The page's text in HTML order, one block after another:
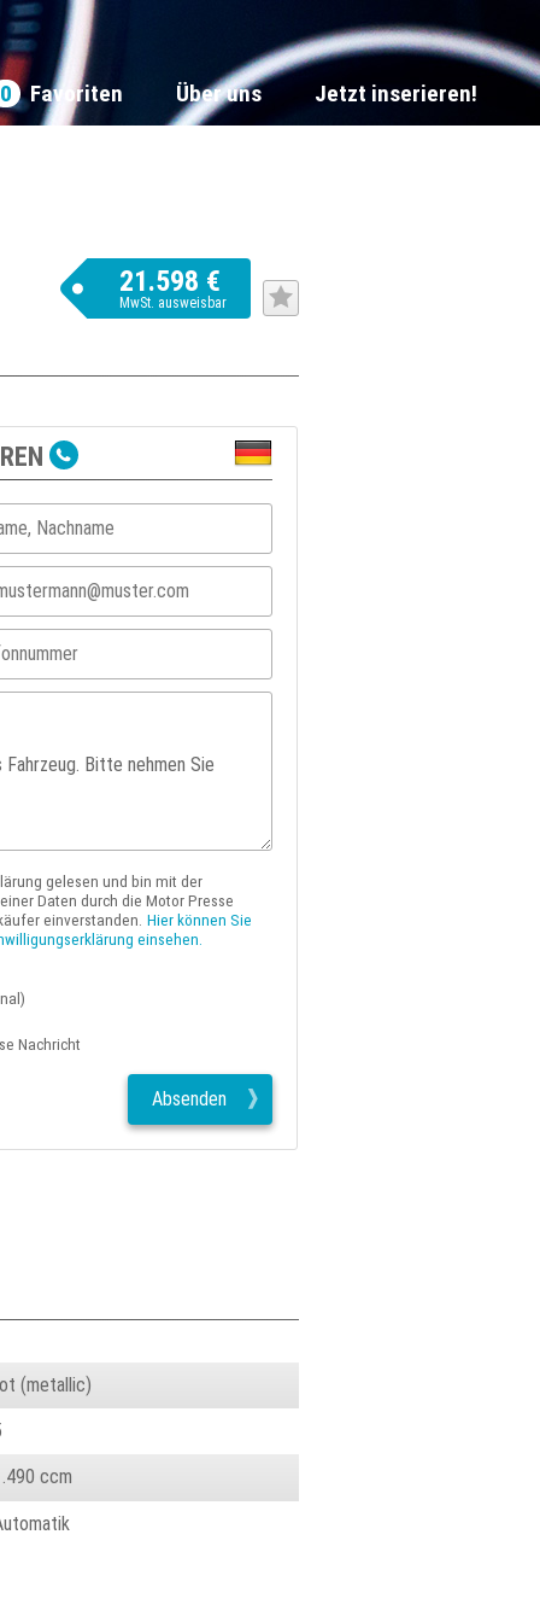
0 Favoriten Über uns Jetzt inserieren!
21.598 €
MwSt. ausweisbar
gelesen und bin mit der
Daten durch die Motor Presse
einverstanden. Hier können Sie
einsehen.
Nachricht
Absenden
(metallic)
ccm